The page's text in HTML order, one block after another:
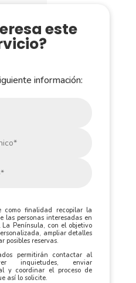
este
información:
como finalidad recopilar la
las personas interesadas en
Península, con el objetivo
ampliar detalles
posibles reservas.
permitirán contactar al
inquietudes, enviar
y coordinar el proceso de
así lo solicite.